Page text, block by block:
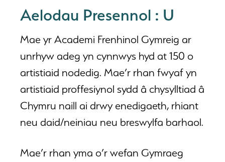
Aelodau Presennol : U
Mae yr Academi Frenhinol Gymreig ar
unrhyw adeg yn cynnwys hyd at 150 o
artistiaid nodedig. Mae’r rhan fwyaf yn
artistiaid proffesiynol sydd â chysylltiad â
Chymru naill ai drwy enedigaeth, rhiant
neu daid/neiniau neu breswylfa barhaol.
Mae’r rhan yma o’r wefan Gymraeg